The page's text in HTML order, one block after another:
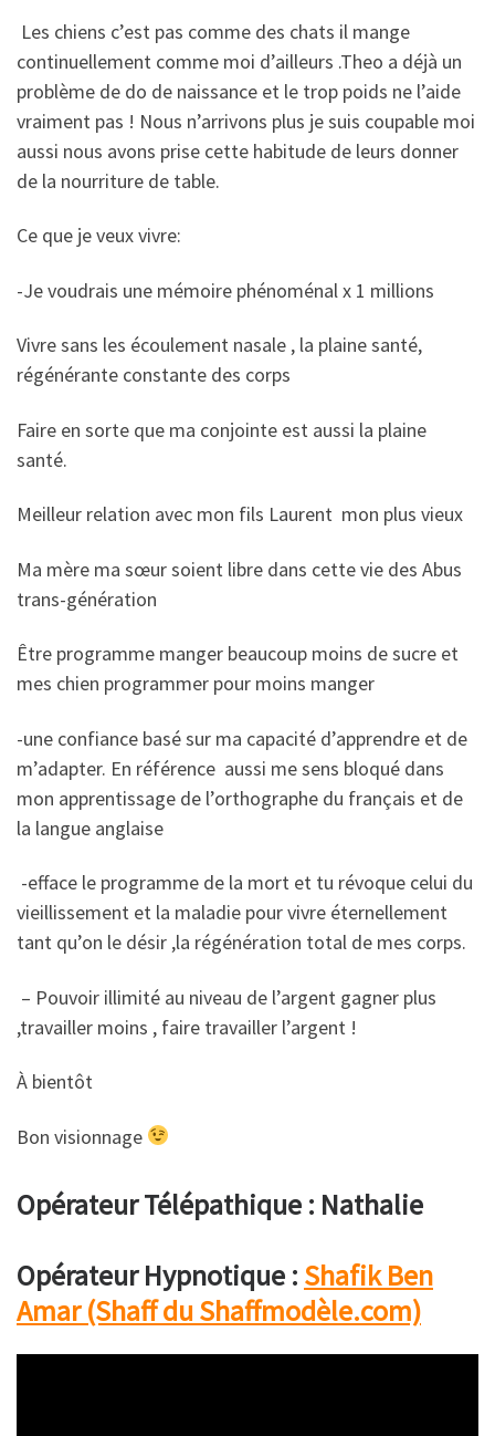
Les chiens c’est pas comme des chats il mange
continuellement comme moi d’ailleurs .Theo a déjà un
problème de do de naissance et le trop poids ne l’aide
vraiment pas ! Nous n’arrivons plus je suis coupable moi
aussi nous avons prise cette habitude de leurs donner
de la nourriture de table.
Ce que je veux vivre:
-Je voudrais une mémoire phénoménal x 1 millions
Vivre sans les écoulement nasale , la plaine santé,
régénérante constante des corps
Faire en sorte que ma conjointe est aussi la plaine
santé.
Meilleur relation avec mon fils Laurent mon plus vieux
Ma mère ma sœur soient libre dans cette vie des Abus
trans-génération
Être programme manger beaucoup moins de sucre et
mes chien programmer pour moins manger
-une confiance basé sur ma capacité d’apprendre et de
m’adapter. En référence aussi me sens bloqué dans
mon apprentissage de l’orthographe du français et de
la langue anglaise
-efface le programme de la mort et tu révoque celui du
vieillissement et la maladie pour vivre éternellement
tant qu’on le désir ,la régénération total de mes corps.
– Pouvoir illimité au niveau de l’argent gagner plus
,travailler moins , faire travailler l’argent !
À bientôt
Bon visionnage
Opérateur Télépathique : Nathalie
Opérateur Hypnotique : Shafik Ben
Amar (Shaff du Shaffmodèle.com)